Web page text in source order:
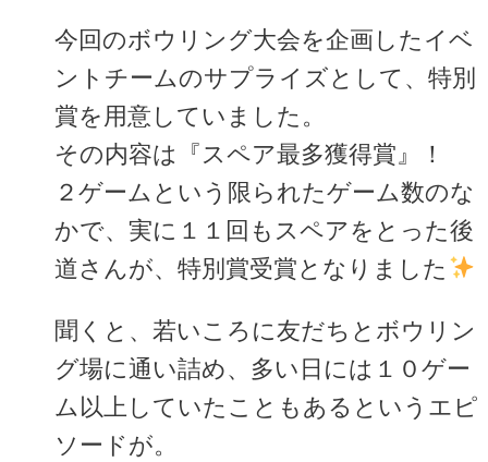
今回のボウリング大会を企画したイベ
ントチームのサプライズとして、特別
賞を用意していました。
その内容は『スペア最多獲得賞』！
２ゲームという限られたゲーム数のな
かで、実に１１回もスペアをとった後
道さんが、特別賞受賞となりました
聞くと、若いころに友だちとボウリン
グ場に通い詰め、多い日には１０ゲー
ム以上していたこともあるというエピ
ソードが。